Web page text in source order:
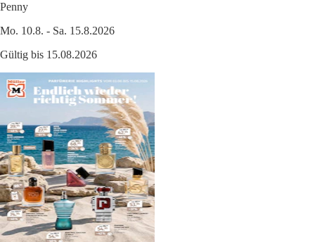
Penny
Mo. 10.8. - Sa. 15.8.2026
Gültig bis 15.08.2026